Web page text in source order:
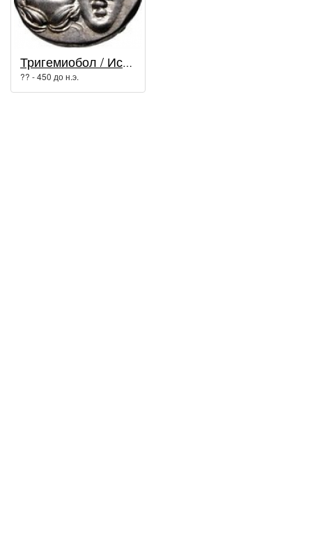
Тригемиобол / Истрия
?? - 450 до н.э.